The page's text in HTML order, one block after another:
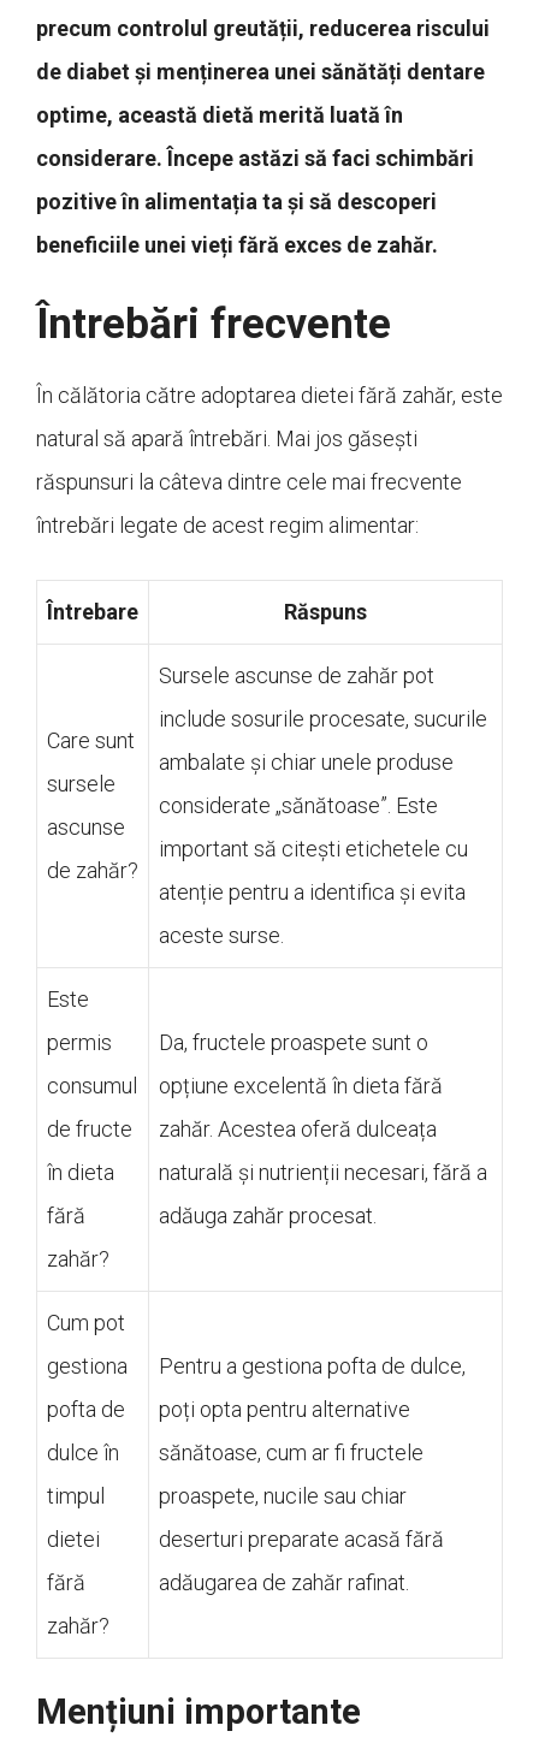
precum controlul greutății, reducerea riscului
de diabet și menținerea unei sănătăți dentare
optime, această dietă merită luată în
considerare. Începe astăzi să faci schimbări
pozitive în alimentația ta și să descoperi
beneficiile unei vieți fără exces de zahăr.
Întrebări frecvente
În călătoria către adoptarea dietei fără zahăr, este
natural să apară întrebări. Mai jos găsești
răspunsuri la câteva dintre cele mai frecvente
întrebări legate de acest regim alimentar:
Întrebare Răspuns
Care sunt
sursele
ascunse
de zahăr?
Sursele ascunse de zahăr pot
include sosurile procesate, sucurile
ambalate și chiar unele produse
considerate „sănătoase”. Este
important să citești etichetele cu
atenție pentru a identifica și evita
aceste surse.
Este
permis
consumul
de fructe
în dieta
fără
zahăr?
Da, fructele proaspete sunt o
opțiune excelentă în dieta fără
zahăr. Acestea oferă dulceața
naturală și nutrienții necesari, fără a
adăuga zahăr procesat.
Cum pot
gestiona
pofta de
dulce în
timpul
dietei
fără
zahăr?
Pentru a gestiona pofta de dulce,
poți opta pentru alternative
sănătoase, cum ar fi fructele
proaspete, nucile sau chiar
deserturi preparate acasă fără
adăugarea de zahăr rafinat.
Mențiuni importante